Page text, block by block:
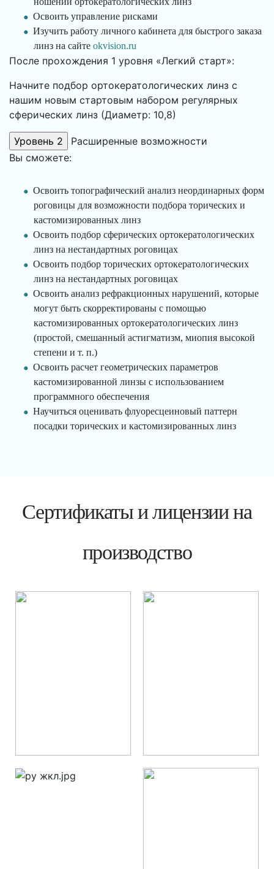
Освоить управление рисками
Изучить работу личного кабинета для быстрого заказа
линз на сайте okvision.ru
После прохождения 1 уровня «Легкий старт»:
Начните подбор ортокератологических линз с
нашим новым стартовым набором регулярных
cферических линз (Диаметр: 10,8)
Расширенные возможности
Вы сможете:
Освоить топографический анализ неординарных форм
роговицы для возможности подбора торических и
кастомизированных линз
Освоить подбор сферических ортокератологических
линз на нестандартных роговицах
Освоить подбор торических ортокератологических
линз на нестандартных роговицах
Освоить анализ рефракционных нарушений, которые
могут быть скорректированы с помощью
кастомизированных ортокератологических линз
(простой, смешанный астигматизм, миопия высокой
степени и т. п.)
Освоить расчет геометрических параметров
кастомизированной линзы с использованием
программного обеспечения
Научиться оценивать флуоресцеиновый паттерн
посадки торических и кастомизированных линз
Сертификаты и лицензии на
производство